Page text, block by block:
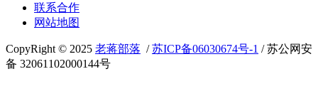
联系合作
网站地图
CopyRight © 2025 老蒋部落 /苏ICP备06030674号-1 / 苏公网安
备 32061102000144号